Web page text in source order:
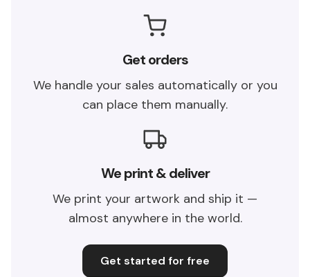
Get orders
We handle your sales automatically or you
can place them manually.
We print & deliver
We print your artwork and ship it —
almost anywhere in the world.
Get started for free